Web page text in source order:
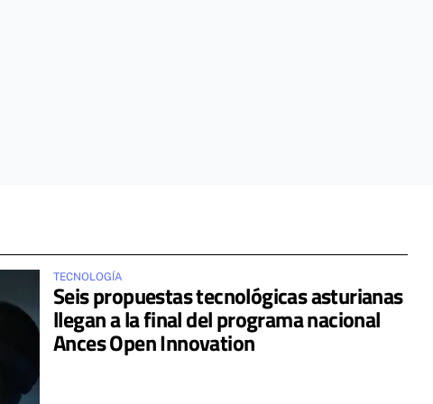
TECNOLOGÍA
Seis propuestas tecnológicas asturianas
llegan a la final del programa nacional
Ances Open Innovation